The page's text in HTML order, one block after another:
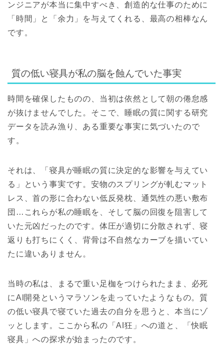
ンジニアが本当に集中すべき、創造的な仕事のために
「時間」と「余力」を与えてくれる、最高の相棒なん
です。
質の低い寝具が私の脳を蝕んでいた事実
時間を確保したものの、当初は依然として朝の倦怠感
が抜けませんでした。そこで、睡眠の質に関する研究
データを読み漁り、ある重要な事実に気づいたので
す。
それは、
「寝具が睡眠の質に決定的な影響を与えてい
る」
という事実です。安物のスプリングが軋むマット
レス、首の形に合わない低反発枕、通気性の悪い敷布
団…これらが私の睡眠を、そして脳の回復を阻害して
いた元凶だったのです。体圧が適切に分散されず、寝
返りも打ちにくく、背骨は不自然なカーブを描いてい
たに違いありません。
当時の私は、まるで重い足枷をつけられたまま、必死
にAI開発というマラソンを走っていたようなもの。質
の低い寝具で寝ていた過去の自分を思うと、本当にゾ
ッとします。ここから私の「AI狂」への道と、「快眠
寝具」への探求が始まったのです。